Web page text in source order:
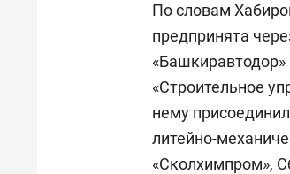
По словам
предпринята
«Строительное
нему
литейно-
«Сколхимпром»,